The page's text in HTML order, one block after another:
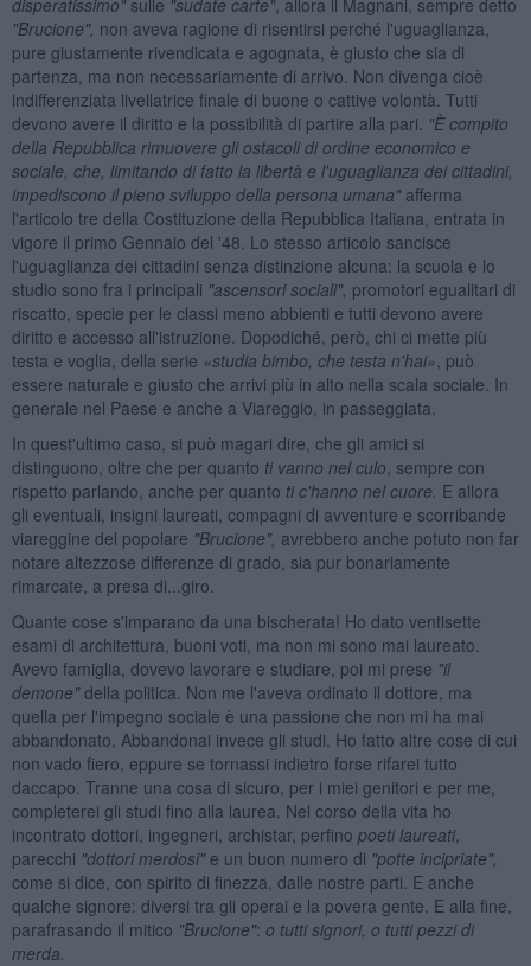
"Brucione", non aveva ragione di risentirsi perché l'uguaglianza,
pure giustamente rivendicata e agognata, è giusto che sia di
partenza, ma non necessariamente di arrivo. Non divenga cioè
indifferenziata livellatrice finale di buone o cattive volontà. Tutti
devono avere il diritto e la possibilità di partire alla pari. "È compito
della Repubblica rimuovere gli ostacoli di ordine economico e
sociale, che, limitando di fatto la libertà e l'uguaglianza dei cittadini,
impediscono il pieno sviluppo della persona umana"afferma
l'articolo tre della Costituzione della Repubblica Italiana, entrata in
vigore il primo Gennaio del '48. Lo stesso articolo sancisce
l'uguaglianza dei cittadini senza distinzione alcuna: la scuola e lo
studio sono fra i principali "ascensori sociali", promotori egualitari di
riscatto, specie per le classi meno abbienti e tutti devono avere
diritto e accesso all'istruzione. Dopodiché, però, chi ci mette più
testa e voglia, della serie «studia bimbo, che testa n'hai» , può
essere naturale e giusto che arrivi più in alto nella scala sociale. In
generale nel Paese e anche a Viareggio, in passeggiata.
In quest'ultimo caso, si può magari dire, che gli amici si
distinguono, oltre che per quanto ti vanno nel culo , sempre con
rispetto parlando, anche per quanto ti c'hanno nel cuore. E allora
gli eventuali, insigni laureati, compagni di avventure e scorribande
viareggine del popolare "Brucione", avrebbero anche potuto non far
notare altezzose differenze di grado, sia pur bonariamente
rimarcate, a presa di...giro.
Quante cose s'imparano da una bischerata! Ho dato ventisette
esami di architettura, buoni voti, ma non mi sono mai laureato.
Avevo famiglia, dovevo lavorare e studiare, poi mi prese "il
demone"della politica. Non me l'aveva ordinato il dottore, ma
quella per l'impegno sociale è una passione che non mi ha mai
abbandonato. Abbandonai invece gli studi. Ho fatto altre cose di cui
non vado fiero, eppure se tornassi indietro forse rifarei tutto
daccapo. Tranne una cosa di sicuro, per i miei genitori e per me,
completerei gli studi fino alla laurea. Nel corso della vita ho
incontrato dottori, ingegneri, archistar, perfino poeti laureati,
parecchi "dottori merdosi" e un buon numero di "potte incipriate",
come si dice, con spirito di finezza, dalle nostre parti. E anche
qualche signore: diversi tra gli operai e la povera gente. E alla fine,
parafrasando il mitico "Brucione": o tutti signori, o tutti pezzi di
merda.